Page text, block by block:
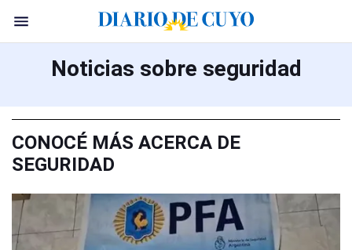
Noticias sobre seguridad
CONOCÉ MÁS ACERCA DE
SEGURIDAD